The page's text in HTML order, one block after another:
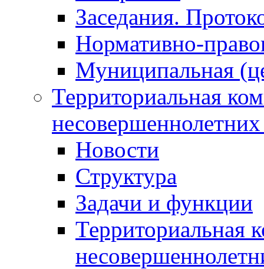
Заседания.
Нормативно-
Муниципальная
Территориальная
Новости
Структура
Задачи и функции
Территориальная